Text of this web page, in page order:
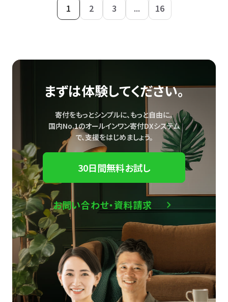
1 2 3 ... 16
まずは体験してください。
寄付をもっとシンプルに、もっと自由に。
国内No.1のオールインワン寄付DXシステム
で、支援をはじめましょう。
30日間無料お試し
お問い合わせ・資料請求